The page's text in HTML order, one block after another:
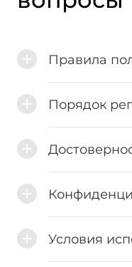
Порядок